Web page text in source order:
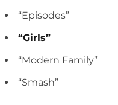
“Episodes”
“Girls”
“Modern Family”
“Smash”